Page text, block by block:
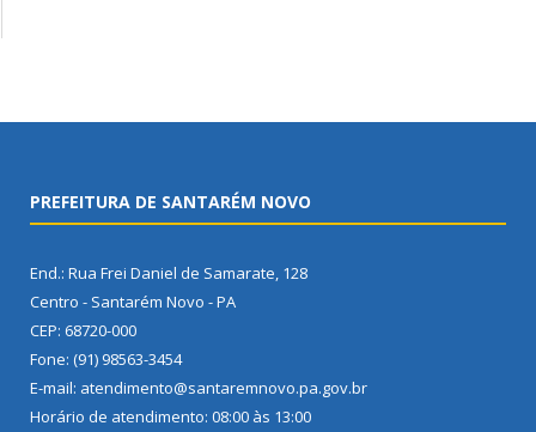
PREFEITURA DE SANTARÉM NOVO
End.: Rua Frei Daniel de Samarate, 128
Centro - Santarém Novo - PA
CEP: 68720-000
Fone: (91) 98563-3454
E-mail: atendimento@santaremnovo.pa.gov.br
Horário de atendimento: 08:00 às 13:00